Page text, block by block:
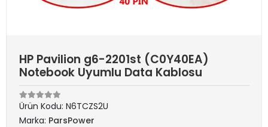
HP Pavilion g6-2201st (C0Y40EA)
Notebook Uyumlu Data Kablosu
Ürün Kodu: N6TCZS2U
Marka: ParsPower